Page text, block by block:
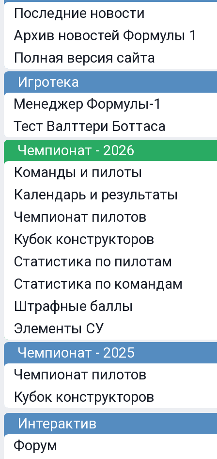
Последние новости
Архив новостей Формулы 1
Полная версия сайта
Игротека
Менеджер Формулы-1
Тест Валттери Боттаса
Чемпионат - 2026
Команды и пилоты
Календарь и результаты
Чемпионат пилотов
Кубок конструкторов
Статистика по пилотам
Статистика по командам
Штрафные баллы
Элементы СУ
Чемпионат - 2025
Чемпионат пилотов
Кубок конструкторов
Интерактив
Форум